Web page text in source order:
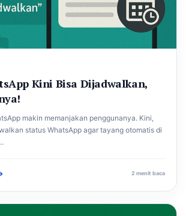
Kini Bisa Dijadwalkan,
makin memanjakan penggunanya. Kini,
status WhatsApp agar tayang otomatis di
2 menit baca